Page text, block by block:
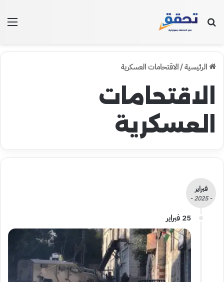
بحث عن
الرئيسية/الاقتحامات العسكرية
الاقتحامات
العسكرية
فبراير
- 2025 -
25 فبراير